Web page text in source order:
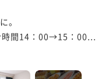
。
間14：00→15：00...